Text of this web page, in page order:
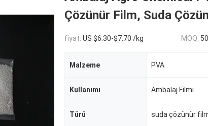
Çözünür Film, Suda
fiyat: US $6.30-$7.70 /kg MOQ:
Malzeme PVA
Kullanımı Ambalaj Filmi
Türü suda çözünür